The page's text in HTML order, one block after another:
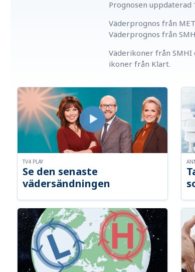
Prognosen uppdaterad
Väderprognos från
Väderprognos från
Väderikoner från
ikoner från Klart.
Se den senaste
vädersändningen
TV4 PLAY